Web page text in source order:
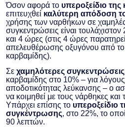
Όσον αφορά το υπεροξείδιο
επιτευχθεί καλύτερη απόδοση
χρήσης των ναρθήκων σε
συγκεντρώσεις είναι
και 4 ώρες (στις 4 ώρες
απελευθέρωσης οξυγόνου από το
καρβαμίδης).
Σε χαμηλότερες συγκεντρώσεις
καρβαμίδης στο 10% – για λόγους
αποδοτικότητας λεύκανσης – ο
να κοιμηθεί με τους νάρθηκες και
Υπάρχει επίσης το υπεροξείδιο
συγκέντρωσης, στο 22%, το
90 λεπτών.